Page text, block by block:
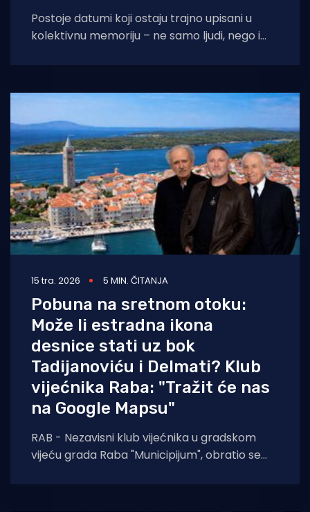
Postoje datumi koji ostaju trajno upisani u
kolektivnu memoriju – ne samo ljudi, nego i
15 tra. 2026 5 MIN. ČITANJA
Pobuna na sretnom otoku:
Može li estradna ikona
desnice stati uz bok
Tadijanoviću i Delmati? Klub
vijećnika Raba: "Tražit će nas
na Google Mapsu"
RAB - Nezavisni klub vijećnika u gradskom
vijeću grada Raba "Municipijum", obratio se